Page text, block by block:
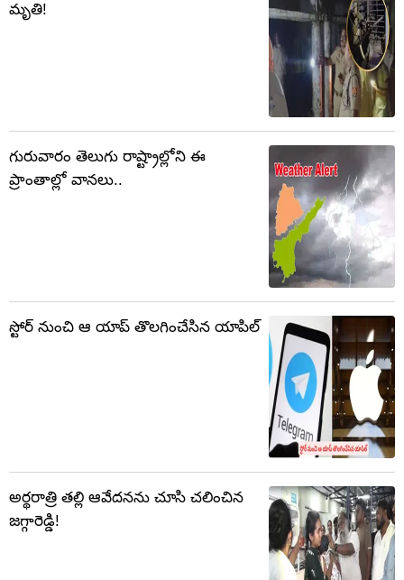
మృతి!
గురువారం తెలుగు రాష్ట్రాల్లోని ఈ
ప్రాంతాల్లో వానలు..
స్టోర్‌‌ నుంచి ఆ యాప్ తొలగించేసిన యాపిల్
అర్థరాత్రి తల్లి ఆవేదనను చూసి చలించిన
జగ్గారెడ్డి!